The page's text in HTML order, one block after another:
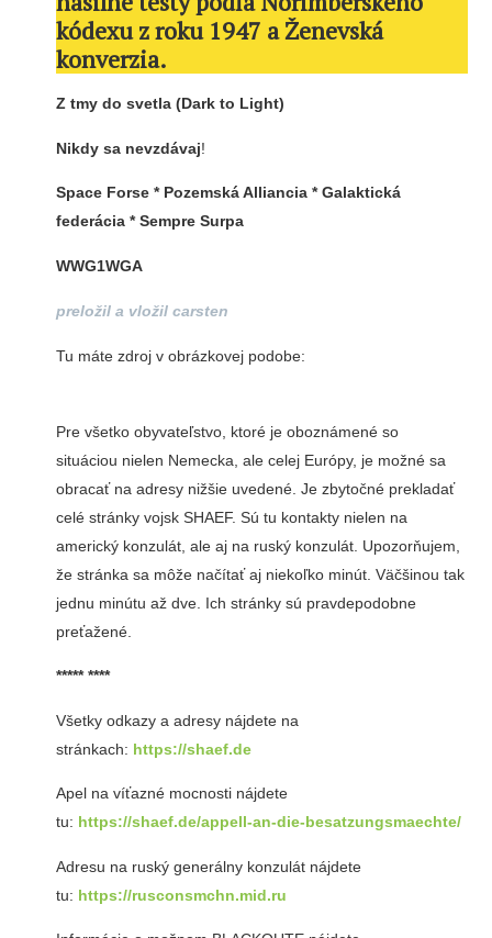
kódexu z roku 1947 a Ženevská
konverzia.
Z tmy do svetla (Dark to Light)
Nikdy sa nevzdávaj!
Space Forse * Pozemská Alliancia * Galaktická
federácia * Sempre Surpa
WWG1WGA
preložil a vložil carsten
Tu máte zdroj v obrázkovej podobe:
Pre všetko obyvateľstvo, ktoré je oboznámené so
situáciou nielen Nemecka, ale celej Európy, je možné sa
obracať na adresy nižšie uvedené. Je zbytočné prekladať
celé stránky vojsk SHAEF. Sú tu kontakty nielen na
americký konzulát, ale aj na ruský konzulát. Upozorňujem,
že stránka sa môže načítať aj niekoľko minút. Väčšinou tak
jednu minútu až dve. Ich stránky sú pravdepodobne
preťažené.
***** ****
Všetky odkazy a adresy nájdete na
stránkach: https://shaef.de
Apel na víťazné mocnosti nájdete
tu: https://shaef.de/appell-an-die-besatzungsmaechte/
Adresu na ruský generálny konzulát nájdete
tu: https://rusconsmchn.mid.ru